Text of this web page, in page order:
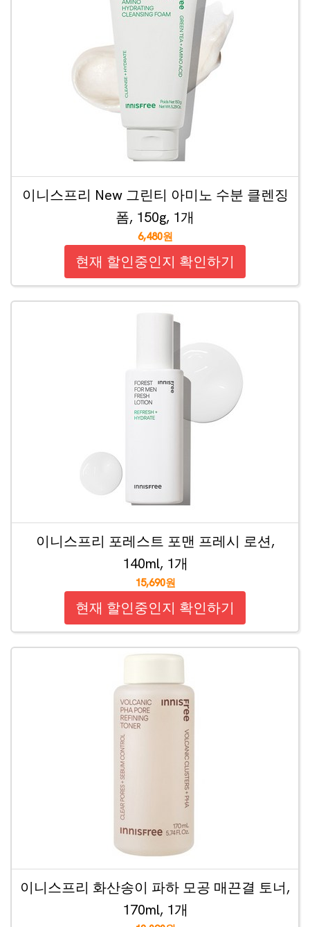
이니스프리 New 그린티 아미노 수분 클렌징
폼, 150g, 1개
6,480원
현재 할인중인지 확인하기
이니스프리 포레스트 포맨 프레시 로션,
140ml, 1개
15,690원
현재 할인중인지 확인하기
이니스프리 화산송이 파하 모공 매끈결 토너,
170ml, 1개